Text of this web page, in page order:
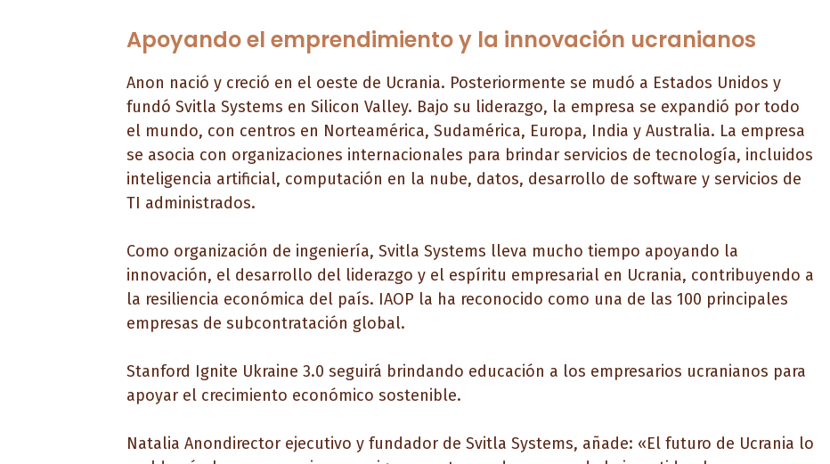
Apoyando el emprendimiento y la innovación ucranianos
Anon nació y creció en el oeste de Ucrania. Posteriormente se mudó a Estados Unidos y
fundó Svitla Systems en Silicon Valley. Bajo su liderazgo, la empresa se expandió por todo
el mundo, con centros en Norteamérica, Sudamérica, Europa, India y Australia. La empresa
se asocia con organizaciones internacionales para brindar servicios de tecnología, incluidos
inteligencia artificial, computación en la nube, datos, desarrollo de software y servicios de
TI administrados.
Como organización de ingeniería, Svitla Systems lleva mucho tiempo apoyando la
innovación, el desarrollo del liderazgo y el espíritu empresarial en Ucrania, contribuyendo a
la resiliencia económica del país. IAOP la ha reconocido como una de las 100 principales
empresas de subcontratación global.
Stanford Ignite Ukraine 3.0 seguirá brindando educación a los empresarios ucranianos para
apoyar el crecimiento económico sostenible.
Natalia Anondirector ejecutivo y fundador de Svitla Systems, añade: «El futuro de Ucrania lo